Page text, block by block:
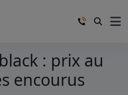
: prix au
encourus